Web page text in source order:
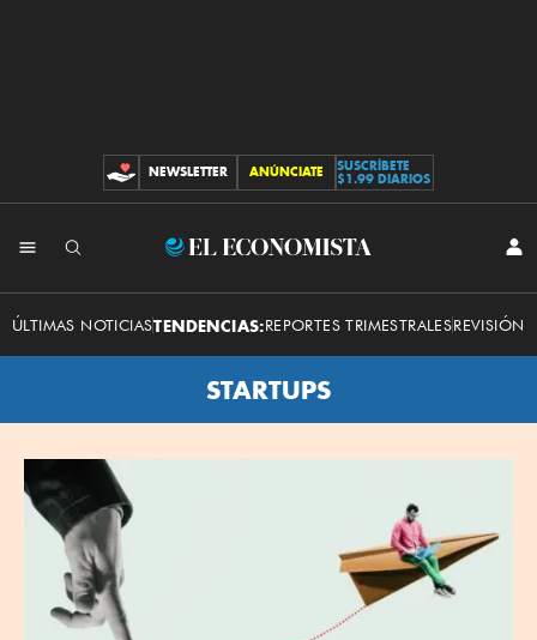
CONTRIBUCIONES
NEWSLETTER ANÚNCIATE
SUSCRÍBETE
$1.99 DIARIOS
El
Economista
ÚLTIMAS NOTICIASTENDENCIAS:REPORTES TRIMESTRALESREVISIÓN
STARTUPS